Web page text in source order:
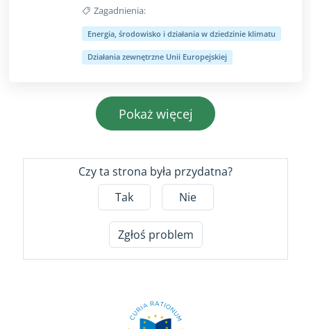
pierwotnie zaplanowane kwoty.
W niektórych przypadkach długoterminowa
trwałość wypracowanych rezultatów jest
wysoce problematyczna. Ponadto na
skuteczność działań Komisji wpływają
strategii, brak rzetelnego procesu wyboru
priorytetowych działań oraz niedociągnięcia
w monitorowaniu finansowanych działań.
tych kwestii.
Zagadnienia:
Opcja zwiń/rozwiń przeznaczona wyłącznie dla
Energia, środowisko i działania w dziedzinie klimatu
Działania zewnętrzne Unii Europejskiej
Pokaż więcej
Czy ta strona była przydatna?
Tak
Nie
Zgłoś problem